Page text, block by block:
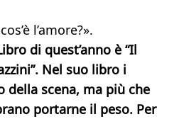
l’amore?».
di quest’anno è “Il
Nel suo libro i
della scena, ma più che
portarne il peso. Per